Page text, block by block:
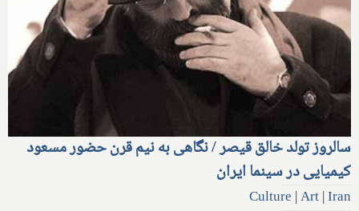
سالروز تولد خالق قیصر / نگاهی به نیم قرن حضور مسعود
کیمیایی در سینما ایران
Culture |Art|Iran